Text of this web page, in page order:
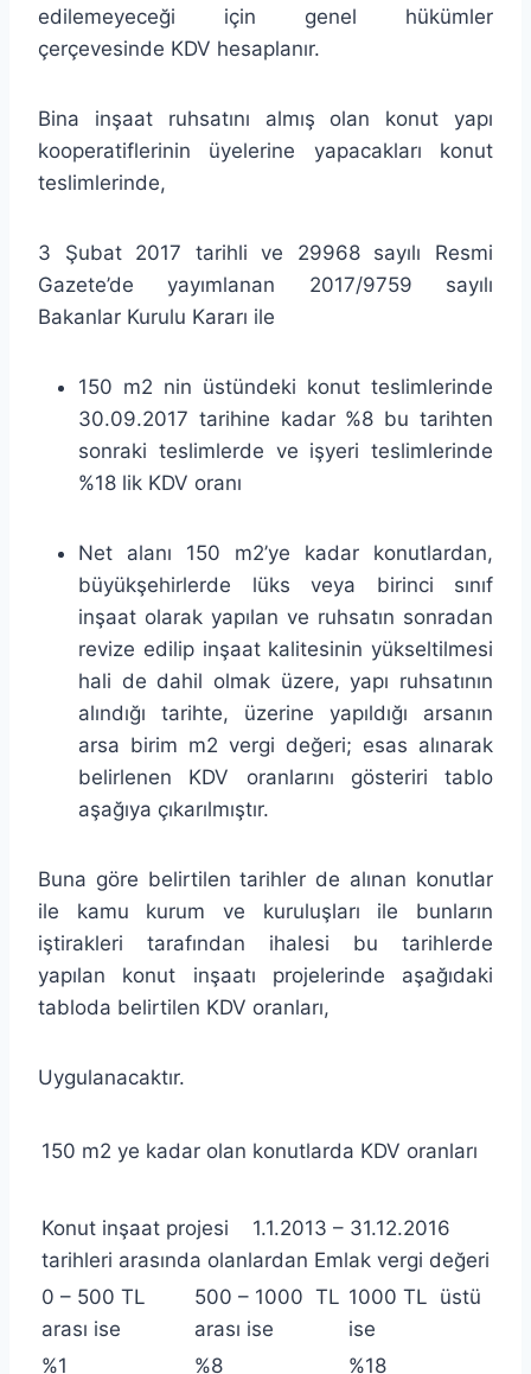
edilemeyeceği için genel hükümler
çerçevesinde KDV hesaplanır.
Bina inşaat ruhsatını almış olan konut yapı
kooperatiflerinin üyelerine yapacakları konut
teslimlerinde,
3 Şubat 2017 tarihli ve 29968 sayılı Resmi
Gazete’de yayımlanan 2017/9759 sayılı
Bakanlar Kurulu Kararı ile
150 m2 nin üstündeki konut teslimlerinde
30.09.2017 tarihine kadar %8 bu tarihten
sonraki teslimlerde ve işyeri teslimlerinde
%18 lik KDV oranı
Net alanı 150 m2’ye kadar konutlardan,
büyükşehirlerde lüks veya birinci sınıf
inşaat olarak yapılan ve ruhsatın sonradan
revize edilip inşaat kalitesinin yükseltilmesi
hali de dahil olmak üzere, yapı ruhsatının
alındığı tarihte, üzerine yapıldığı arsanın
arsa birim m2 vergi değeri; esas alınarak
belirlenen KDV oranlarını gösteriri tablo
aşağıya çıkarılmıştır.
Buna göre belirtilen tarihler de alınan konutlar
ile kamu kurum ve kuruluşları ile bunların
iştirakleri tarafından ihalesi bu tarihlerde
yapılan konut inşaatı projelerinde aşağıdaki
tabloda belirtilen KDV oranları,
Uygulanacaktır.
150 m2 ye kadar olan konutlarda KDV oranları
Konut inşaat projesi 1.1.2013 – 31.12.2016
tarihleri arasında olanlardan Emlak vergi değeri
0 – 500 TL
arası ise
500 – 1000 TL
arası ise
1000 TL üstü
ise
%1
%8 %18